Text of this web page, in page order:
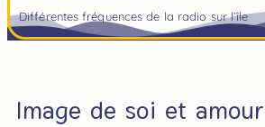
Différentes fréquences de la radio sur l’île
Image de soi et amour